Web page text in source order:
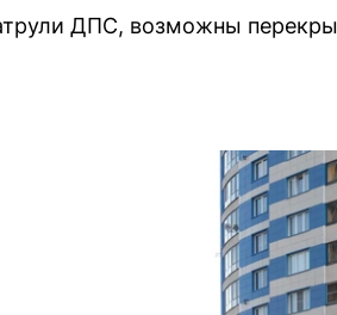
ДПС, возможны